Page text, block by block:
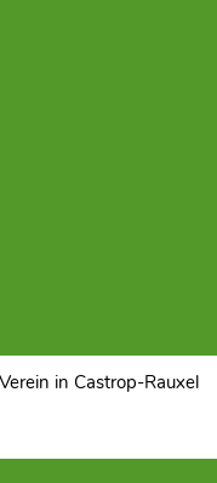
in Castrop-Rauxel